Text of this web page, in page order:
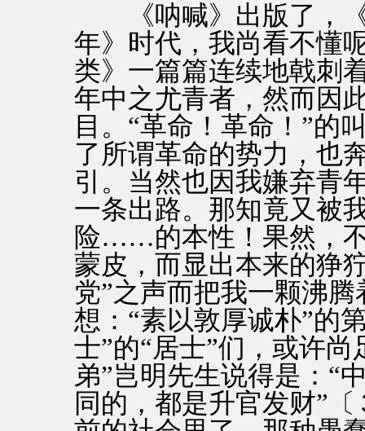
《呐喊》出版了，《
年》时代，我尚看不懂
类》一篇篇连续地戟刺
年中之尤青者，然而因
目。“革命！革命！”的
了所谓革命的势力，也
引。当然也因我嫌弃青
一条出路。那知竟又被
险……的本性！果然，
蒙皮，而显出本来的狰
党”之声而把我一颗沸
想：“素以敦厚诚朴”的
士”的“居士”们，或许
弟”岂明先生说得是：“
同的，都是升官发财”